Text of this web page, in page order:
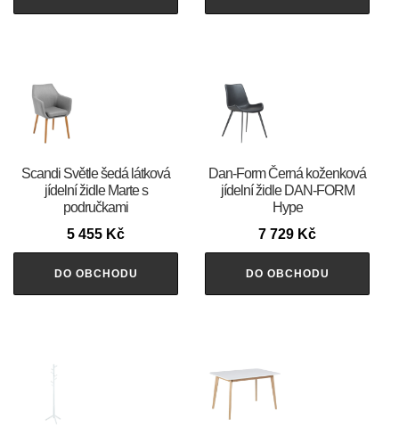
Scandi Světle šedá látková
jídelní židle Marte s
područkami
5 455 Kč
DO OBCHODU
​​​​​Dan-Form Černá koženková
jídelní židle DAN-FORM
Hype
7 729 Kč
DO OBCHODU